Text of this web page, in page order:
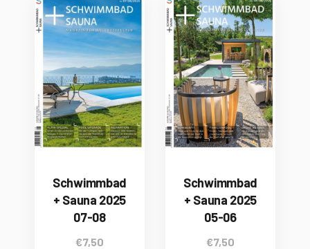
Schwimmbad
+ Sauna 2025
07-08
€7,50
Schwimmbad
+ Sauna 2025
05-06
€7,50